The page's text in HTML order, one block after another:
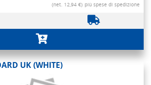
(net. 12,94 €) più spese di spedizione
UK (WHITE)